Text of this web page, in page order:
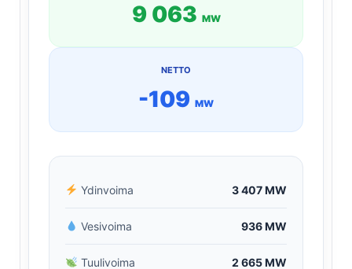
9 063 MW
NETTO
-109 MW
Ydinvoima 3 407 MW
Vesivoima 936 MW
Tuulivoima 2 665 MW